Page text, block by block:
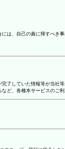
は、自己の責に帰すべき
了していた情報等が当社等
ど、各種本サービスのご利